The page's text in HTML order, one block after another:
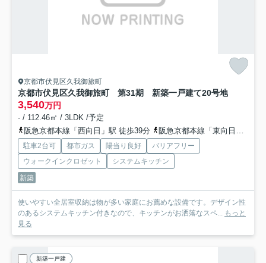
京都市伏見区久我御旅町
京都市伏見区久我御旅町 第31期 新築一戸建て20号地
3,540万円
- / 112.46㎡ / 3LDK /予定
阪急京都本線「西向日」駅 徒歩39分
阪急京都本線「東向日」駅 徒歩42分
駐車2台可 都市ガス 陽当り良好
バリアフリー
ウォークインクロゼット
システムキッチン
新築
使いやすい全居室収納は物が多い家庭にお薦めな設備です。デザイン性
のあるシステムキッチン付きなので、キッチンがお洒落なスペ... もっと
見る
新築一戸建